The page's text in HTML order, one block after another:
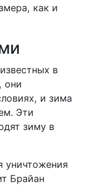
как и
в
они
и зима
Эти
зиму в
уничтожения
Брайан